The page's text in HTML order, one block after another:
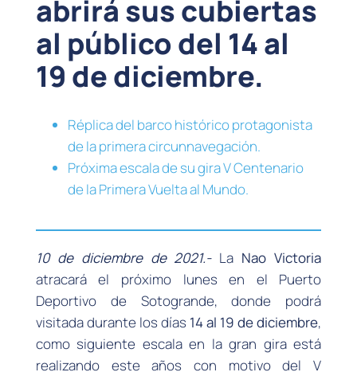
abrirá sus cubiertas
al público del 14 al
19 de diciembre.
Réplica del barco histórico protagonista
de la primera circunnavegación.
Próxima escala de su gira V Centenario
de la Primera Vuelta al Mundo.
10 de diciembre de 2021.-La Nao Victoria
atracará el próximo lunes en el Puerto
Deportivo de Sotogrande, donde podrá
visitada durante los días 14 al 19 de diciembre,
como siguiente escala en la gran gira está
realizando este años con motivo del V